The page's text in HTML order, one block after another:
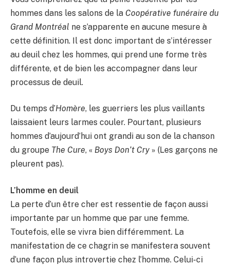
hommes dans les salons de la Coopérative funéraire du
Grand Montréal ne s’apparente en aucune mesure à
cette définition. Il est donc important de s’intéresser
au deuil chez les hommes, qui prend une forme très
différente, et de bien les accompagner dans leur
processus de deuil.
Du temps d’Homère, les guerriers les plus vaillants
laissaient leurs larmes couler. Pourtant, plusieurs
hommes d’aujourd’hui ont grandi au son de la chanson
du groupe The Cure, « Boys Don’t Cry » (Les garçons ne
pleurent pas).
L’homme en deuil
La perte d’un être cher est ressentie de façon aussi
importante par un homme que par une femme.
Toutefois, elle se vivra bien différemment. La
manifestation de ce chagrin se manifestera souvent
d’une façon plus introvertie chez l’homme. Celui-ci